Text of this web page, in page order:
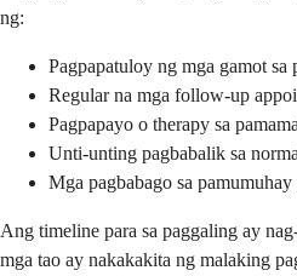
ng:
Pagpapatuloy ng mga gamot
Regular na mga follow-up
Pagpapayo o therapy sa
Unti-unting pagbabalik sa
Mga pagbabago sa
Ang timeline para sa paggaling ay
mga tao ay nakakakita ng malaking